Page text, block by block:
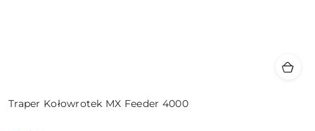
Traper Kołowrotek MX Feeder 4000